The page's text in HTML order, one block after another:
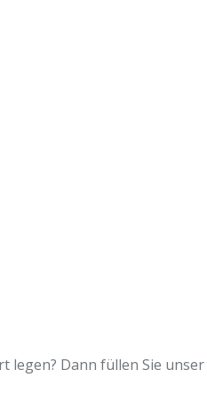
legen? Dann füllen Sie unser